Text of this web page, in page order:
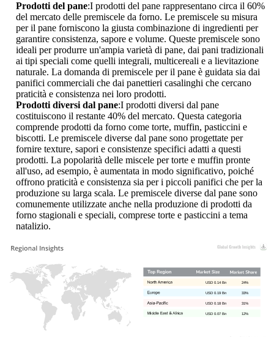
Prodotti del pane:I prodotti del pane rappresentano circa il 60%
del mercato delle premiscele da forno. Le premiscele su misura
per il pane forniscono la giusta combinazione di ingredienti per
garantire consistenza, sapore e volume. Queste premiscele sono
ideali per produrre un'ampia varietà di pane, dai pani tradizionali
ai tipi speciali come quelli integrali, multicereali e a lievitazione
naturale. La domanda di premiscele per il pane è guidata sia dai
panifici commerciali che dai panettieri casalinghi che cercano
praticità e consistenza nei loro prodotti.
Prodotti diversi dal pane:I prodotti diversi dal pane
costituiscono il restante 40% del mercato. Questa categoria
comprende prodotti da forno come torte, muffin, pasticcini e
biscotti. Le premiscele diverse dal pane sono progettate per
fornire texture, sapori e consistenze specifici adatti a questi
prodotti. La popolarità delle miscele per torte e muffin pronte
all'uso, ad esempio, è aumentata in modo significativo, poiché
offrono praticità e consistenza sia per i piccoli panifici che per la
produzione su larga scala. Le premiscele diverse dal pane sono
comunemente utilizzate anche nella produzione di prodotti da
forno stagionali e speciali, comprese torte e pasticcini a tema
natalizio.
12%
USD 0.07 Bn
31%
USD 0.18 Bn
33%
USD 0.19 Bn
24%
USD 0.14 Bn